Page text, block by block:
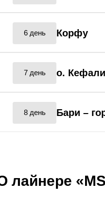
6 день Корфу
7 день о.
8 день Бари –
лайнере